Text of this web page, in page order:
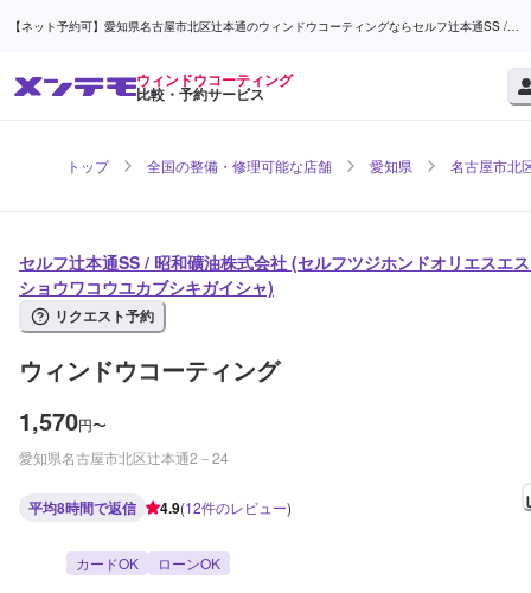
【ネット予約可】愛知県名古屋市北区辻本通のウィンドウコーティングならセルフ辻本通SS /
ウィンドウコーティング
比較・予約サービス
トップ 全国の整備・修理可能な店舗 愛知県 名古屋市北
セルフ辻本通SS / 昭和礦油株式会社 (セルフツジホンドオリエスエ
ショウワコウユカブシキガイシャ)
リクエスト予約
ウィンドウコーティング
1,570円〜
愛知県名古屋市北区辻本通2－24
平均8時間で返信 4.9(12件のレビュー)
カードOK ローンOK